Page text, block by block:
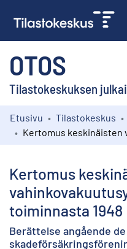
OTOS
Tilastokeskuksen
Kokoelmat
Etusivu Tilastokeskus
Kertomus
toiminnasta 1948
Berättelse angående